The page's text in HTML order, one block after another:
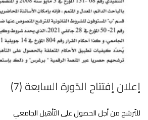
إعلان إفتتاح الدّورة السابعة (7)
للتّرشح من أجل الحصول على التّأهيل الجامعي‎